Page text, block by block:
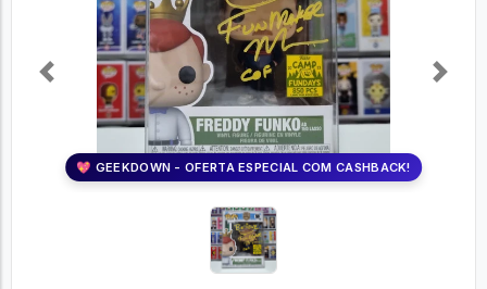
💖 GEEKDOWN - OFERTA ESPECIAL COM CASHBACK!
Previous Next